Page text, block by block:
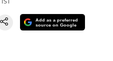
Add as a preferred
source on Google